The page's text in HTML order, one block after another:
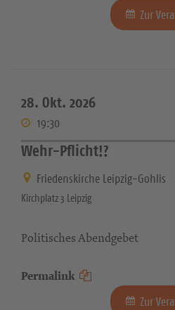
Zur
28. Okt. 2026
19:30
Wehr-Pflicht!?
Friedenskirche Leipzig-Gohlis
Kirchplatz 3 Leipzig
Politisches Abendgebet
Permalink
Zur